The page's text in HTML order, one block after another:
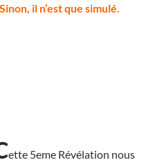
il n’est que simulé.
ette 5eme Révélation nous